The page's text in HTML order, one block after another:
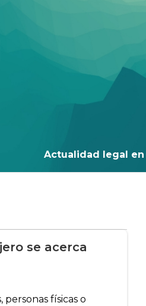
Actualidad legal
se acerca
físicas o